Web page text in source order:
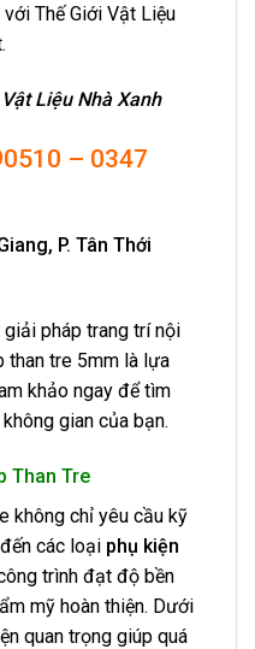
Thế Giới Vật Liệu
Liệu Nhà Xanh
– 0347
P. Tân Thới
pháp trang trí nội
than tre 5mm là lựa
khảo ngay để tìm
gian của bạn.
Than Tre
không chỉ yêu cầu kỹ
các loại phụ kiện
trình đạt độ bền
mỹ hoàn thiện. Dưới
quan trọng giúp quá